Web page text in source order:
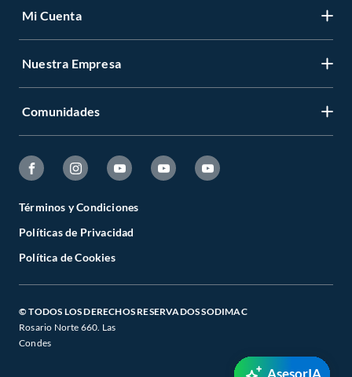
Mi Cuenta
Nuestra Empresa
Comunidades
Términos y Condiciones
Políticas de Privacidad
Política de Cookies
© TODOS LOS DERECHOS RESERVADOS SODIMAC
Rosario Norte 660. Las
Condes
AsesorIA